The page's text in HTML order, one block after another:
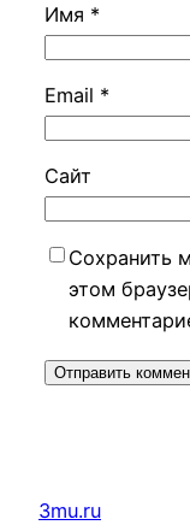
Имя *
Email *
Сайт
Сохранить
этом
3mu.ru